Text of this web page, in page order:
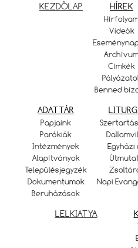
KEZDŐLAP HÍREK
Videók
Címkék
Benned
ADATTÁR
Papjaink
Parókiák
Intézmények
Alapítványok
Településjegyzék
Dokumentumok
Beruházások
Egyházi
Napi
LELKIATYA